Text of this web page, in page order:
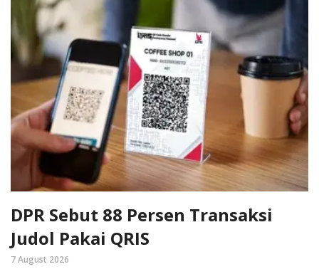
DPR Sebut 88 Persen Transaksi
Judol Pakai QRIS
7 August 2026